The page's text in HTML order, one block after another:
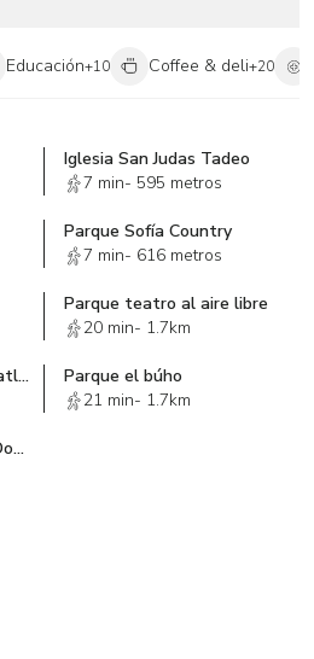
Educación+10 Coffee & deli+20
Iglesia San Judas Tadeo
7 min- 595 metros
Parque Sofía Country
7 min- 616 metros
Parque teatro al aire libre
20 min- 1.7km
Cancha de lomas de Mazatlán
Parque el búho
21 min- 1.7km
Parquecito 3 Islas Zona Dorada